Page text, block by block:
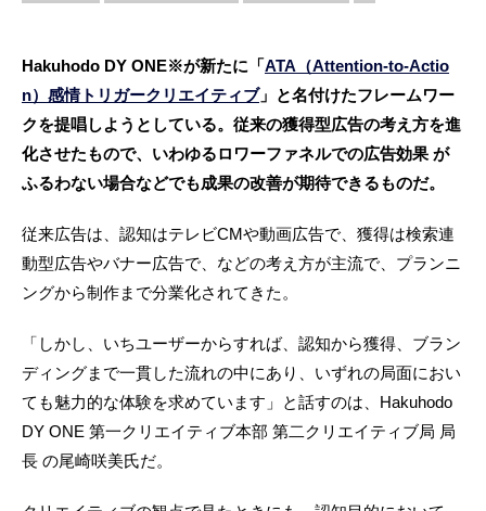
Hakuhodo DY ONE※が新たに「ATA（Attention-to-Actio
n）感情トリガークリエイティブ」と名付けたフレームワー
クを提唱しようとしている。従来の獲得型広告の考え方を進
化させたもので、いわゆるロワーファネルでの広告効果 が
ふるわない場合などでも成果の改善が期待できるものだ。
従来広告は、認知はテレビCMや動画広告で、獲得は検索連
動型広告やバナー広告で、などの考え方が主流で、プランニ
ングから制作まで分業化されてきた。
「しかし、いちユーザーからすれば、認知から獲得、ブラン
ディングまで一貫した流れの中にあり、いずれの局面におい
ても魅力的な体験を求めています」と話すのは、Hakuhodo
DY ONE 第一クリエイティブ本部 第二クリエイティブ局 局
長 の尾崎咲美氏だ。